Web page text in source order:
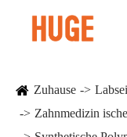
Zuhause
Zahnmedizin